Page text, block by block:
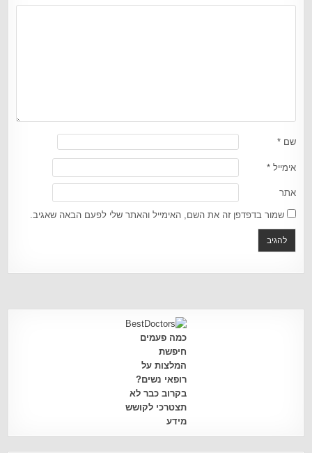
שם*
אימייל*
אתר
שמור בדפדפן זה את השם, האימייל והאתר שלי לפעם הבאה שאגיב.
כמה פעמים
חיפשת
המלצות על
רופאי נשים?
בקרוב כבר לא
תצטרכי לקושש
מידע